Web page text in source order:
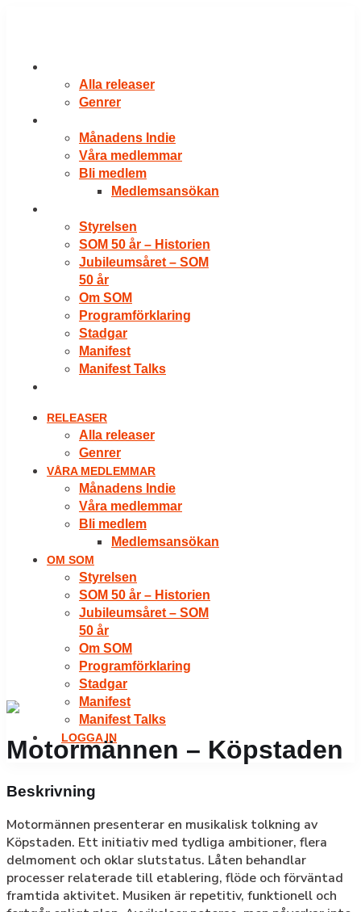
Alla releaser
Genrer
Månadens Indie
Våra medlemmar
Bli medlem
Medlemsansökan
Styrelsen
SOM 50 år – Historien
Jubileumsåret – SOM
50 år
Om SOM
Programförklaring
Stadgar
Manifest
Manifest Talks
RELEASER
Alla releaser
Genrer
VÅRA MEDLEMMAR
Månadens Indie
Våra medlemmar
Bli medlem
Medlemsansökan
OM SOM
Styrelsen
SOM 50 år – Historien
Jubileumsåret – SOM
50 år
Om SOM
Programförklaring
Stadgar
Manifest
Manifest Talks
LOGGA IN
Motormännen – Köpstaden
Beskrivning
Motormännen presenterar en musikalisk tolkning av
Köpstaden. Ett initiativ med tydliga ambitioner, flera
delmoment och oklar slutstatus. Låten behandlar
processer relaterade till etablering, flöde och förväntad
framtida aktivitet. Musiken är repetitiv, funktionell och